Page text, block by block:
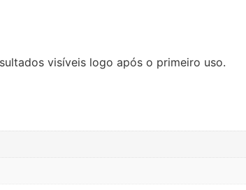
visíveis logo após o primeiro uso.